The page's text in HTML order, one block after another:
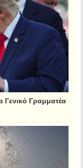
Γενικό Γραμματέα